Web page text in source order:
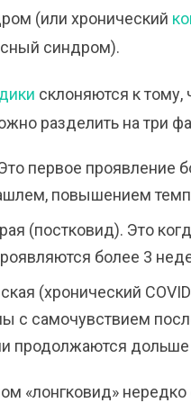
(или хронический
синдром).
склоняются к тому,
разделить на три
первое проявление
повышением
(постковид). Это
более 3
(хронический
с самочувствием
продолжаются дольше
«лонгковид»